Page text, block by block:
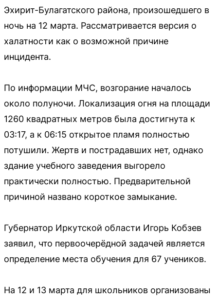
Эхирит-Булагатского района, произошедшего в
ночь на 12 марта. Рассматривается версия о
халатности как о возможной причине
инцидента.
По информации МЧС, возгорание началось
около полуночи. Локализация огня на площади
1260 квадратных метров была достигнута к
03:17, а к 06:15 открытое пламя полностью
потушили. Жертв и пострадавших нет, однако
здание учебного заведения выгорело
практически полностью. Предварительной
причиной названо короткое замыкание.
Губернатор Иркутской области Игорь Кобзев
заявил, что первоочерёдной задачей является
определение места обучения для 67 учеников.
На 12 и 13 марта для школьников организованы